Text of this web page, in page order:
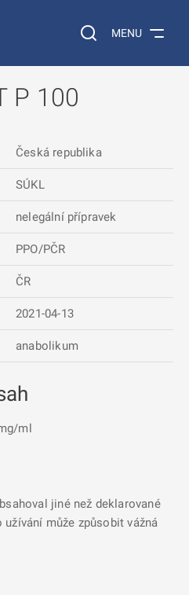
Vyhledávání na
MENU
P 100
Česká republika
SÚKL
nelegální přípravek
PPO/PČR
ČR
2021-04-13
anabolikum
ml
jiné než deklarované
může způsobit vážná